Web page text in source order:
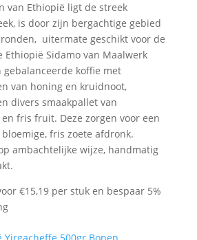
van Ethiopië ligt de streek
is door zijn bergachtige gebied
uitermate geschikt voor de
Ethiopië Sidamo van Maalwerk
gebalanceerde koffie met
van honing en kruidnoot,
divers smaakpallet van
fris fruit. Deze zorgen voor een
fris zoete afdronk.
ambachtelijke wijze, handmatig
€15,19 per stuk en bespaar 5%